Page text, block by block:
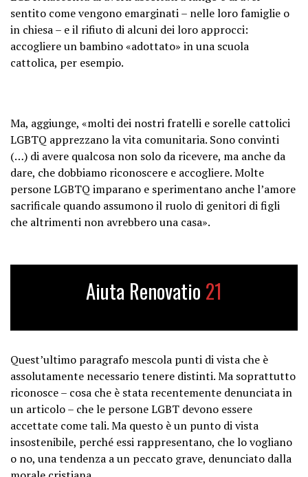
sentito come vengono emarginati – nelle loro famiglie o
in chiesa – e il rifiuto di alcuni dei loro approcci:
accogliere un bambino «adottato» in una scuola
cattolica, per esempio.
Ma, aggiunge, «molti dei nostri fratelli e sorelle cattolici
LGBTQ apprezzano la vita comunitaria. Sono convinti
(…) di avere qualcosa non solo da ricevere, ma anche da
dare, che dobbiamo riconoscere e accogliere. Molte
persone LGBTQ imparano e sperimentano anche l’amore
sacrificale quando assumono il ruolo di genitori di figli
che altrimenti non avrebbero una casa».
Aiuta Renovatio 21
Quest’ultimo paragrafo mescola punti di vista che è
assolutamente necessario tenere distinti. Ma soprattutto
riconosce – cosa che è stata recentemente denunciata in
un articolo – che le persone LGBT devono essere
accettate come tali. Ma questo è un punto di vista
insostenibile, perché essi rappresentano, che lo vogliano
o no, una tendenza a un peccato grave, denunciato dalla